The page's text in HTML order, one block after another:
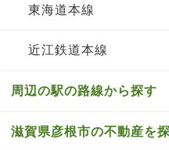
東海道本線
近江鉄道本線
周辺の駅の路線から探す
滋賀県彦根市の不動産を